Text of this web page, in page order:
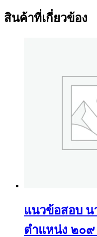
สินค้าที่เกี่ยวข้อง
แนวข้อสอบ น
ตำแหน่ง ๒๐๙